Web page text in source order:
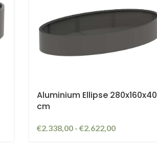
Aluminium Ellipse 280x160x40
cm
€2.338,00 - €2.622,00